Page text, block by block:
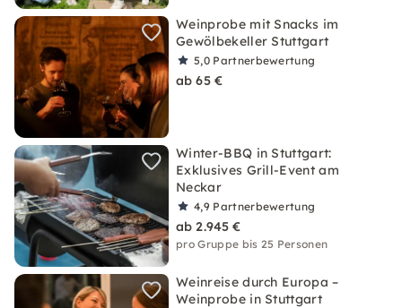
Weinprobe mit Snacks im
Gewölbekeller Stuttgart
5,0 Partnerbewertung
ab 65 €
Winter-BBQ in Stuttgart:
Exklusives Grill-Event am
Neckar
4,9 Partnerbewertung
ab 2.945 €
pro Gruppe bis 25 Personen
Weinreise durch Europa –
Weinprobe in Stuttgart